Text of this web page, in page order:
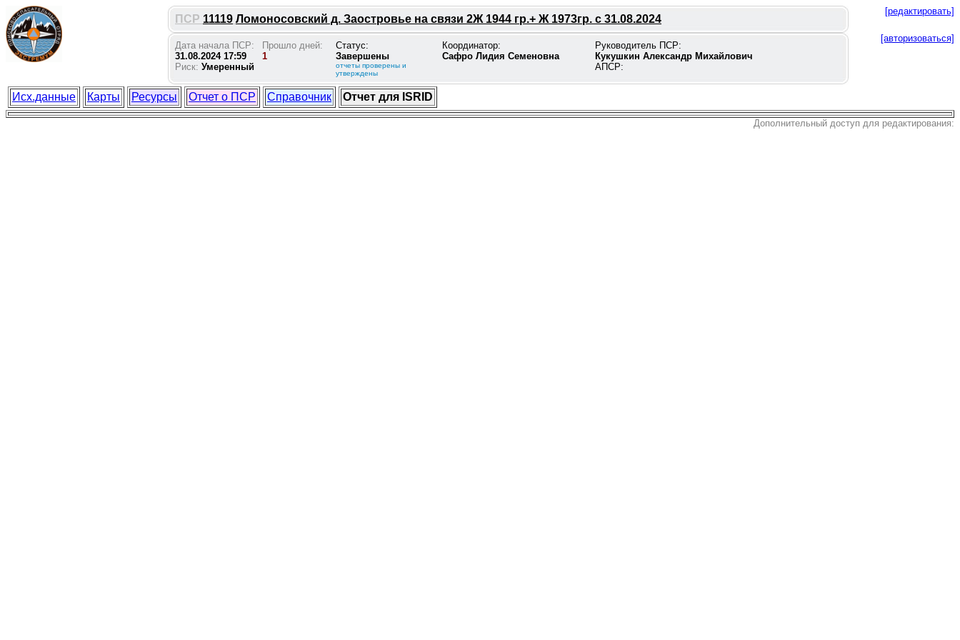
ПСР 11119 Ломоносовский д. Заостровье на связи 2Ж 1944 гр.+ Ж 1973гр. с 31.08.2024
[редактировать]
Дата начала ПСР:
31.08.2024 17:59
Риск: Умеренный
Прошло дней:
1
Статус:
Завершены
отчеты проверены и
утверждены
Координатор:
Сафро Лидия Семеновна
Руководитель ПСР:
Кукушкин Александр Михайлович
АПСР:
[авторизоваться]
Исх.данные Карты Ресурсы Отчет о ПСР Справочник Отчет для ISRID
Дополнительный доступ для редактирования: